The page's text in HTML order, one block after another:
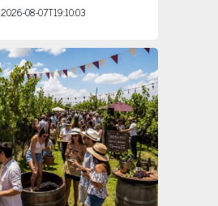
2026-08-07T19:10:03